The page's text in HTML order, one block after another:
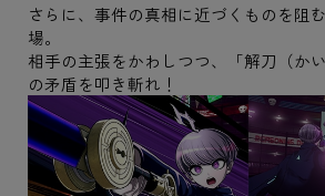
さらに、事件の真相に近づくものを阻
場。
相手の主張をかわしつつ、「解刀（か
の矛盾を叩き斬れ！